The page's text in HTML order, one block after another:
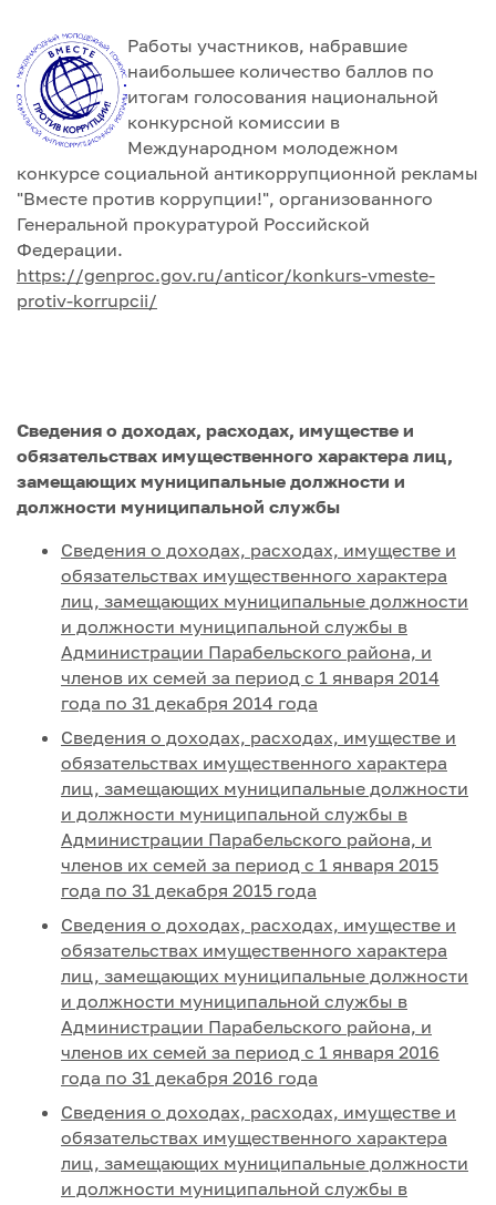
Работы участников, набравшие
наибольшее количество баллов по
итогам голосования национальной
конкурсной комиссии в
Международном молодежном
конкурсе социальной антикоррупционной рекламы
"Вместе против коррупции!", организованного
Генеральной прокуратурой Российской
Федерации.
https://genproc.gov.ru/anticor/konkurs-vmeste-
protiv-korrupcii/
Сведения о доходах, расходах, имуществе и
обязательствах имущественного характера лиц,
замещающих муниципальные должности и
должности муниципальной службы
Сведения о доходах, расходах, имуществе и
обязательствах имущественного характера
лиц, замещающих муниципальные должности
и должности муниципальной службы в
Администрации Парабельского района, и
членов их семей за период с 1 января 2014
года по 31 декабря 2014 года
Сведения о доходах, расходах, имуществе и
обязательствах имущественного характера
лиц, замещающих муниципальные должности
и должности муниципальной службы в
Администрации Парабельского района, и
членов их семей за период с 1 января 2015
года по 31 декабря 2015 года
Сведения о доходах, расходах, имуществе и
обязательствах имущественного характера
лиц, замещающих муниципальные должности
и должности муниципальной службы в
Администрации Парабельского района, и
членов их семей за период с 1 января 2016
года по 31 декабря 2016 года
Сведения о доходах, расходах, имуществе и
обязательствах имущественного характера
лиц, замещающих муниципальные должности
и должности муниципальной службы в